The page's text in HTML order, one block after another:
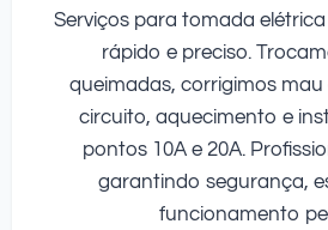
Serviços para tomada
rápido e preciso.
queimadas, corrigimos
circuito, aquecimento e
pontos 10A e 20A.
garantindo segurança,
funcionamento